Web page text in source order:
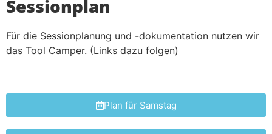
Sessionplan
Für die Sessionplanung und -dokumentation nutzen wir
das Tool Camper. (Links dazu folgen)
Plan für Samstag